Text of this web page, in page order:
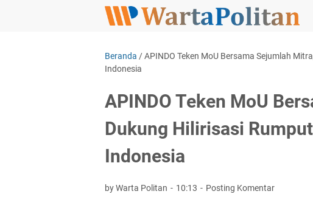
Beranda /APINDO Teken MoU Bersama Sejumlah
Indonesia
APINDO Teken MoU
Dukung Hilirisasi
Indonesia
by Warta Politan 10:13 Posting Komentar